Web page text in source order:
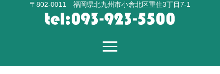
〒802-0011 福岡県北九州市小倉北区重住3丁目7-1